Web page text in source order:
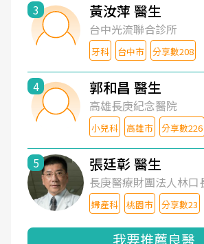
3 黃汝萍 醫生
台中光流聯合診所
牙科 台中市 分享數208
4 郭和昌 醫生
高雄長庚紀念醫院
小兒科 高雄市 分享數226
5 張廷彰 醫生
長庚醫療財團法人林口
婦產科 桃園市 分享數23
我要推薦良醫